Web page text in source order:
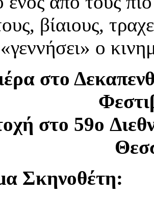
βίαιους,
ο
στο
στο 59o
Σκηνοθέτη: